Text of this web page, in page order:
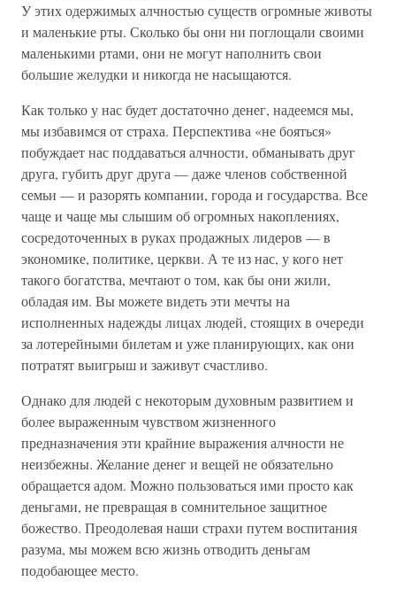
У этих одержимых алчностью существ огромные животы
и маленькие рты. Сколько бы они ни поглощали своими
маленькими ртами, они не могут наполнить свои
большие желудки и никогда не насыщаются.
Как только у нас будет достаточно денег, надеемся мы,
мы избавимся от страха. Перспектива «не бояться»
побуждает нас поддаваться алчности, обманывать друг
друга, губить друг друга — даже членов собственной
семьи — и разорять компании, города и государства. Все
чаще и чаще мы слышим об огромных накоплениях,
сосредоточенных в руках продажных лидеров — в
экономике, политике, церкви. А те из нас, у кого нет
такого богатства, мечтают о том, как бы они жили,
обладая им. Вы можете видеть эти мечты на
исполненных надежды лицах людей, стоящих в очереди
за лотерейными билетам и уже планирующих, как они
потратят выигрыш и заживут счастливо.
Однако для людей с некоторым духовным развитием и
более выраженным чувством жизненного
предназначения эти крайние выражения алчности не
неизбежны. Желание денег и вещей не обязательно
обращается адом. Можно пользоваться ими просто как
деньгами, не превращая в сомнительное защитное
божество. Преодолевая наши страхи путем воспитания
разума, мы можем всю жизнь отводить деньгам
подобающее место.